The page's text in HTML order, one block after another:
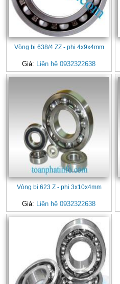
Vòng bi 638/4 ZZ - phi 4x9x4mm
Giá: Liên hệ 0932322638
Vòng bi 623 Z - phi 3x10x4mm
Giá: Liên hệ 0932322638